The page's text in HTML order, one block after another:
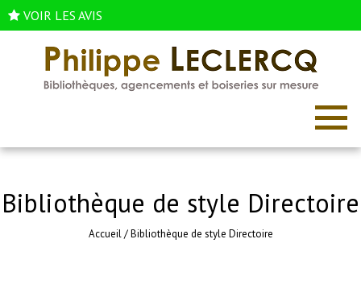
VOIR LES AVIS
Bibliothèque de style Directoire
Accueil/Bibliothèque de style Directoire